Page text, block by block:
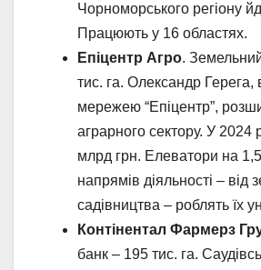
Чорноморського регіону
Працюють у 16 областях.
Епіцентр Агро.
тис. га. Олександр Герега,
мережею “Епіцентр”,
аграрного сектору. У 2024
млрд грн. Елеватори на
напрямів діяльності – від
садівництва – роблять їх
Контінентал Фармерз
банк – 195 тис. га.